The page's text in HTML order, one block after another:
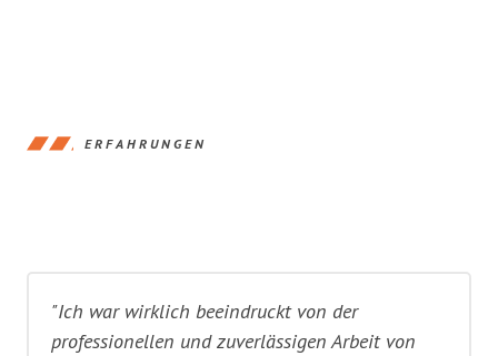
ERFAHRUNGEN
"Ich war wirklich beeindruckt von der
professionellen und zuverlässigen Arbeit von